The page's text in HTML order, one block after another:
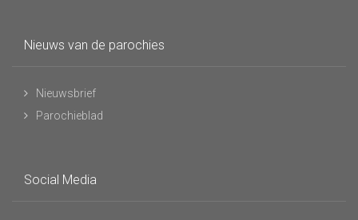
Nieuws van de parochies
Nieuwsbrief
Parochieblad
Social Media